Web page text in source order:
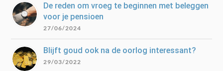
De reden om vroeg te beginnen met beleggen
voor je pensioen
27/06/2024
Blijft goud ook na de oorlog interessant?
29/03/2022